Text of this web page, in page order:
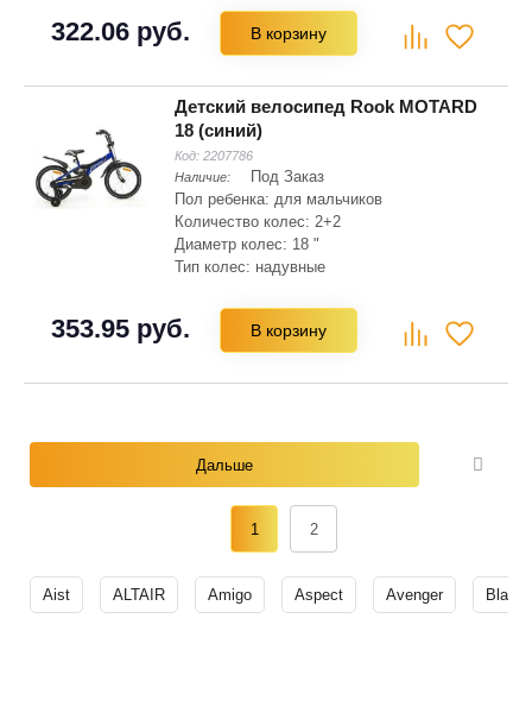
Складная рама: нет
Тип вилки: жесткая
322.06 руб. В корзину
Детский велосипед Rook MOTARD
18 (синий)
Код: 2207786
Наличие:
Под Заказ
Пол ребенка: для мальчиков
Количество колес: 2+2
Диаметр колес: 18 "
Тип колес: надувные
Складная рама: нет
Тип вилки: жесткая
353.95 руб. В корзину
Дальше
1 2
Aist ALTAIR Amigo Aspect Avenger